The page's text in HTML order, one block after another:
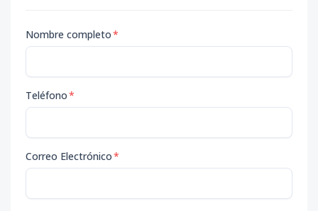
Nombre completo*
Teléfono*
Correo Electrónico*